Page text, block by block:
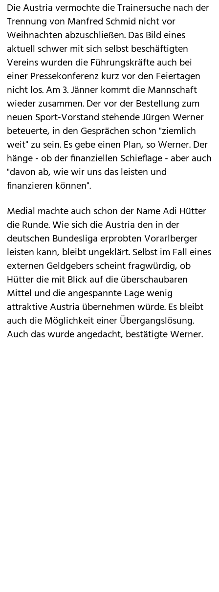
Die Austria vermochte die Trainersuche nach der
Trennung von Manfred Schmid nicht vor
Weihnachten abzuschließen. Das Bild eines
aktuell schwer mit sich selbst beschäftigten
Vereins wurden die Führungskräfte auch bei
einer Pressekonferenz kurz vor den Feiertagen
nicht los. Am 3. Jänner kommt die Mannschaft
wieder zusammen. Der vor der Bestellung zum
neuen Sport-Vorstand stehende Jürgen Werner
beteuerte, in den Gesprächen schon "ziemlich
weit" zu sein. Es gebe einen Plan, so Werner. Der
hänge - ob der finanziellen Schieflage - aber auch
"davon ab, wie wir uns das leisten und
finanzieren können".
Medial machte auch schon der Name Adi Hütter
die Runde. Wie sich die Austria den in der
deutschen Bundesliga erprobten Vorarlberger
leisten kann, bleibt ungeklärt. Selbst im Fall eines
externen Geldgebers scheint fragwürdig, ob
Hütter die mit Blick auf die überschaubaren
Mittel und die angespannte Lage wenig
attraktive Austria übernehmen würde. Es bleibt
auch die Möglichkeit einer Übergangslösung.
Auch das wurde angedacht, bestätigte Werner.